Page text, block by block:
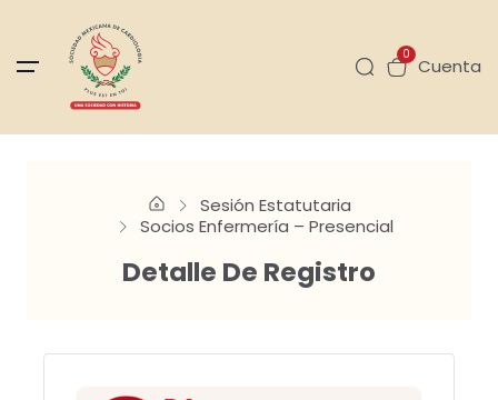
0
Cuenta
Sesión Estatutaria
Socios Enfermería – Presencial
Detalle De Registro